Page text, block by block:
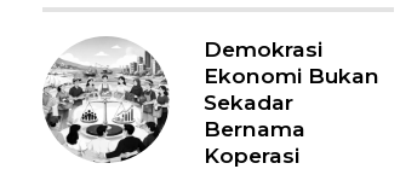
Demokrasi
Ekonomi Bukan
Sekadar
Bernama